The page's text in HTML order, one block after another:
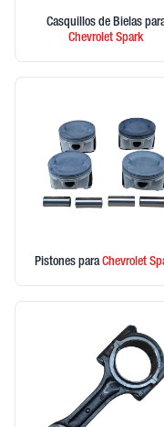
Casquillos de Bielas
Chevrolet Spark
Pistones paraChevrolet